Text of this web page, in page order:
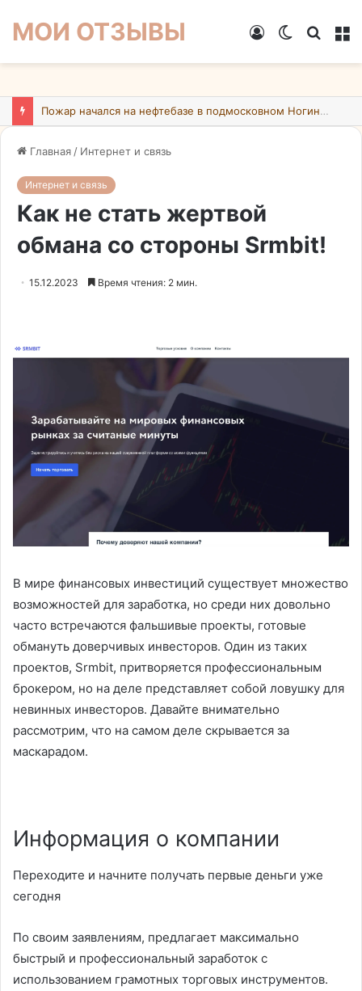
МОИ ОТЗЫВЫ
Switch
Войти
Пожар начался на нефтебазе в подмосковном Ногинске в результате атаки БПЛА ВСУ
Главная / Интернет и связь
Интернет и связь
Как не стать жертвой
обмана со стороны Srmbit!
15.12.2023 Время чтения: 2 мин.
В мире финансовых инвестиций существует множество
возможностей для заработка, но среди них довольно
часто встречаются фальшивые проекты, готовые
обмануть доверчивых инвесторов. Один из таких
проектов, Srmbit, притворяется профессиональным
брокером, но на деле представляет собой ловушку для
невинных инвесторов. Давайте внимательно
рассмотрим, что на самом деле скрывается за
маскарадом.
Информация о компании
Переходите и начните получать первые деньги уже
сегодня
По своим заявлениям, предлагает максимально
быстрый и профессиональный заработок с
использованием грамотных торговых инструментов.